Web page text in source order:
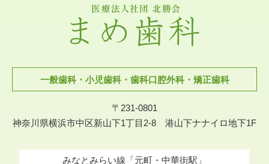
一般歯科・小児歯科・歯科口腔外科・矯正歯科
〒231-0801
神奈川県横浜市中区新山下1丁目2-8 港山下ナナイロ地下1F
みなとみらい線「元町・中華街駅」